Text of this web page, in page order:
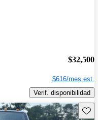
$32,500
$616/mes est.
Verif. disponibilidad